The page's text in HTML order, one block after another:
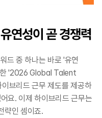
연성이 곧 경쟁력
드 중 하나는 바로 '유연
'2026 Global Talent
브리드 근무 제도를 제공하
요. 이제 하이브리드 근무는
략인 셈이죠.